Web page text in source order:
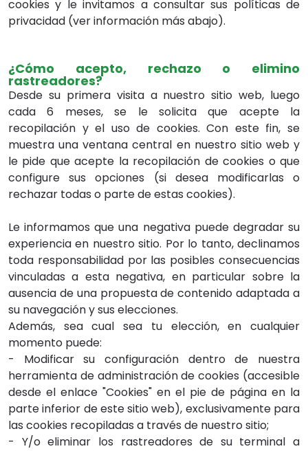
cookies y le invitamos a consultar sus políticas de
privacidad (ver información más abajo).
¿Cómo acepto, rechazo o elimino
rastreadores?
Desde su primera visita a nuestro sitio web, luego
cada 6 meses, se le solicita que acepte la
recopilación y el uso de cookies. Con este fin, se
muestra una ventana central en nuestro sitio web y
le pide que acepte la recopilación de cookies o que
configure sus opciones (si desea modificarlas o
rechazar todas o parte de estas cookies).
Le informamos que una negativa puede degradar su
experiencia en nuestro sitio. Por lo tanto, declinamos
toda responsabilidad por las posibles consecuencias
vinculadas a esta negativa, en particular sobre la
ausencia de una propuesta de contenido adaptada a
su navegación y sus elecciones.
Además, sea cual sea tu elección, en cualquier
momento puede:
- Modificar su configuración dentro de nuestra
herramienta de administración de cookies (accesible
desde el enlace "Cookies" en el pie de página en la
parte inferior de este sitio web), exclusivamente para
las cookies recopiladas a través de nuestro sitio;
- Y/o eliminar los rastreadores de su terminal a